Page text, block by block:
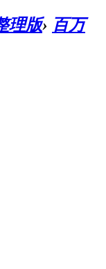
理版› 百万